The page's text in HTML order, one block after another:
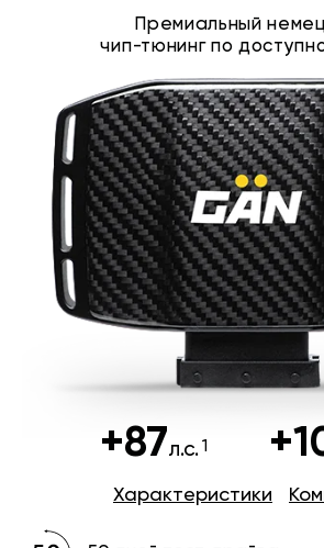
Премиальный
чип-тюнинг по
+87л.с.
Характеристики